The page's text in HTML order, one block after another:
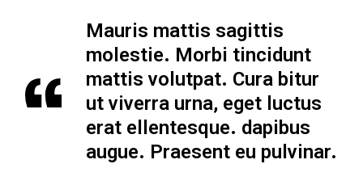
Mauris mattis sagittis
molestie. Morbi tincidunt
mattis volutpat. Cura bitur
ut viverra urna, eget luctus
erat ellentesque. dapibus
augue. Praesent eu pulvinar.